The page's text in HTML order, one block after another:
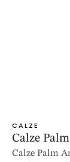
CALZE
Calze
Calze Palm